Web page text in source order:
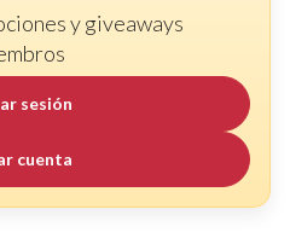
y giveaways
sesión
cuenta